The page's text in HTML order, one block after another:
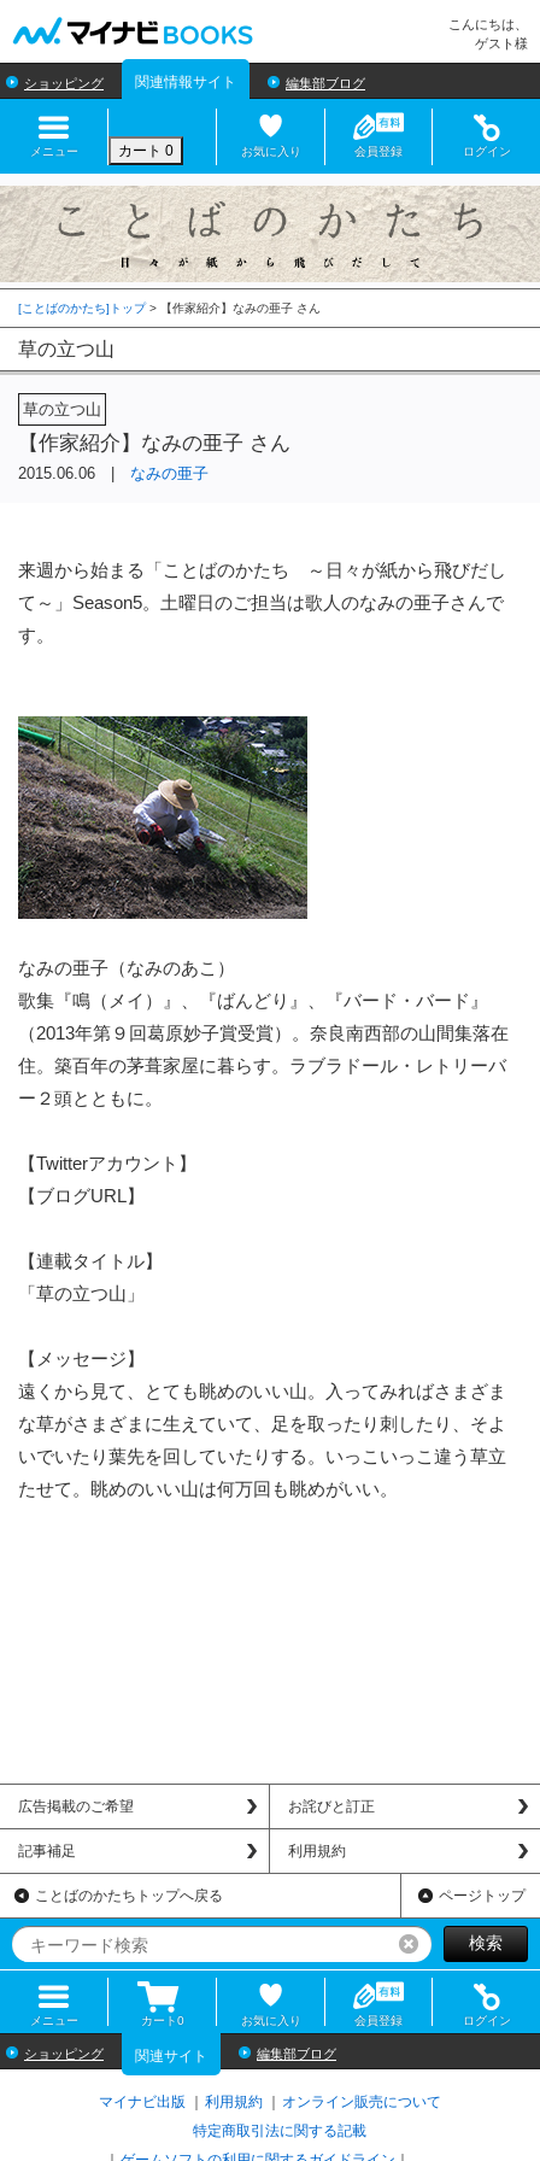
こんにちは、
ゲスト様
ショッピング 関連情報サイト 編集部ブログ
メニュー カート 0 お気に入り 会員登録 ログイン
[ことばのかたち]トップ>
草の立つ山
草の立つ山
【作家紹介】なみの亜子 さん
2015.06.06 | なみの亜子
来週から始まる「ことばのかたち ～日々が紙から飛びだし
て～」Season5。土曜日のご担当は歌人のなみの亜子さんで
す。
なみの亜子（なみのあこ）
歌集『鳴（メイ）』、『ばんどり』、『バード・バード』
（2013年第９回葛原妙子賞受賞）。奈良南西部の山間集落在
住。築百年の茅葺家屋に暮らす。ラブラドール・レトリーバ
ー２頭とともに。
【Twitterアカウント】
【ブログURL】
【連載タイトル】
「草の立つ山」
【メッセージ】
遠くから見て、とても眺めのいい山。入ってみればさまざま
な草がさまざまに生えていて、足を取ったり刺したり、そよ
いでいたり葉先を回していたりする。いっこいっこ違う草立
たせて。眺めのいい山は何万回も眺めがいい。
広告掲載のご希望 お詫びと訂正
記事補足 利用規約
ことばのかたちトップへ戻る ページトップ
リセット検索
メニュー カート0 お気に入り 会員登録 ログイン
ショッピング 関連サイト 編集部ブログ
マイナビ出版 利用規約
オンライン販売について
特定商取引法に関する記載